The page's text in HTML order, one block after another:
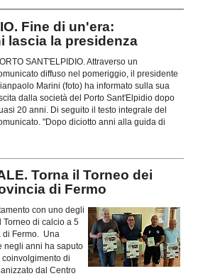
Fine di un'era:
lascia la presidenza
SANT'ELPIDIO. Attraverso un
diffuso nel pomeriggio, il presidente
Marini (foto) ha informato sulla sua
dalla società del Porto Sant'Elpidio dopo
20 anni. Di seguito il testo integrale del
"Dopo diciotto anni alla guida di
Torna il Torneo dei
di Fermo
con uno degli
Torneo di calcio a 5
di Fermo. Una
negli anni ha saputo
coinvolgimento di
dal Centro